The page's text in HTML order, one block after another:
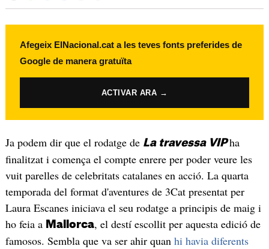
Afegeix ElNacional.cat a les teves fonts preferides de
Google de manera gratuïta
ACTIVAR ARA →
Ja podem dir que el rodatge de La travessa VIPha
finalitzat i comença el compte enrere per poder veure les
vuit parelles de celebritats catalanes en acció. La quarta
temporada del format d'aventures de 3Cat presentat per
Laura Escanes iniciava el seu rodatge a principis de maig i
ho feia a Mallorca, el destí escollit per aquesta edició de
famosos. Sembla que va ser ahir quan hi havia diferents